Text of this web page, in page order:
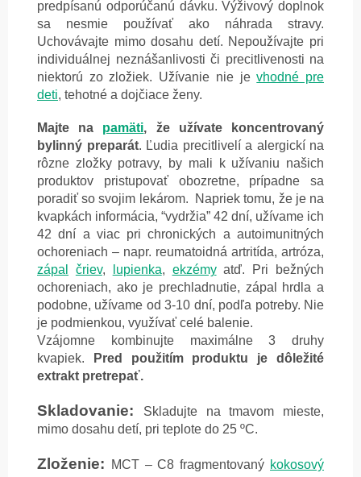
predpísanú odporúčanú dávku. Výživový doplnok
sa nesmie používať ako náhrada stravy.
Uchovávajte mimo dosahu detí. Nepoužívajte pri
individuálnej neznášanlivosti či precitlivenosti na
niektorú zo zložiek. Užívanie nie jevhodné pre
deti, tehotné a dojčiace ženy.
Majte na pamäti, že užívate koncentrovaný
bylinný preparát. Ľudia precitlivelí a alergickí na
rôzne zložky potravy, by mali k užívaniu našich
produktov pristupovať obozretne, prípadne sa
poradiť so svojim lekárom. Napriek tomu, že je na
kvapkách informácia, “vydržia” 42 dní, užívame ich
42 dní a viac pri chronických a autoimunitných
ochoreniach – napr. reumatoidná artritída, artróza,
zápal
čriev, lupienka, ekzémyatď. Pri bežných
ochoreniach, ako je prechladnutie, zápal hrdla a
podobne, užívame od 3-10 dní, podľa potreby. Nie
je podmienkou, využívať celé balenie.
Vzájomne kombinujte maximálne 3 druhy
kvapiek.
Pred použitím produktu je dôležité
extrakt pretrepať.
Skladovanie:
Skladujte na tmavom mieste,
mimo dosahu detí, pri teplote do 25 ºC.
Zloženie: MCT – C8 fragmentovaný kokosový